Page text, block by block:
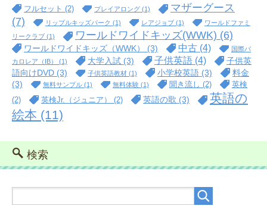
フルセット (2) プレイアロング (1)
マザーグース
(7)
リップルキッズパーク (1) レアジョブ (1)
ワールドファミ
リークラブ (1) ワールドワイドキッズ(WWK) (6)
ワールドワイドキッズ（WWK） (3) 中古 (4)
国際バ
カロレア（IB）
(1) 大学入試 (3) 子供英語 (4)
子供英
語向けDVD (3) 子供英語教材 (1) 小学校英語 (3)
料金
(3)
無料サンプル (1) 無料体験 (1) 聞き流し (2)
英検
(2)
英検Jr.（ジュニア） (2) 英語の歌 (3)
英語の
絵本 (11)
検索